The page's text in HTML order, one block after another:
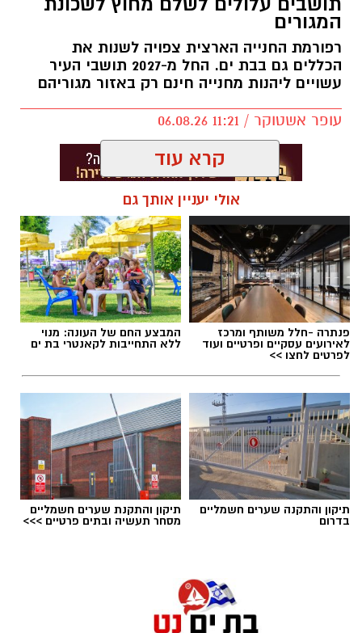
עם קבלת הדיווח, הגיעו למקום שוטרי תחנת בת ים
יחד עם חוקרי הזיהוי הפלילי של מרחב איילון,
והחלו בביצוע פעולות חקירה ואיסוף ממצאים
בזירה, במטרה לאתר את החשוד.
תחנת בת ים, כשהוא שוהה בשטח פתוח בעיר.
החשוד הועבר לחקירה בתחנת המשטרה בבת ים.
בהתאם לממצאי החקירה, המשטרה תבקש
להאריך את מעצרו בבית המשפט.
יש לכם מידע חשוב שטרם נחשף? צילומים מאירוע
המגורים
רפורמת החנייה הארצית צפויה לשנות את
הכללים גם בבת ים. החל מ-2027 תושבי העיר
עשויים ליהנות מחנייה חינם רק באזור מגוריהם
עופר אשטוקר / 11:21 06.08.26
תגים:חנייה בבת ים
אילוסטרציה חניה בתשלום בבת ים
אזורי החנייה החדש החל מינואר 2027.
לפי התוכנית, העיר תחולק למספר אזורי חנייה,
קרא עוד
אולי יעניין אותך גם
פנתרה -חלל משותף ומרכז
לאירועים עסקיים ופרטיים ועוד
לפרטים לחצו >>
המבצע החם של העונה: מנוי
ללא התחייבות לקאנטרי בת ים
תיקון והתקנה שערים חשמליים
בדרום
תיקון והתקנת שערים חשמליים
מסחר תעשיה ובתים פרטיים >>>